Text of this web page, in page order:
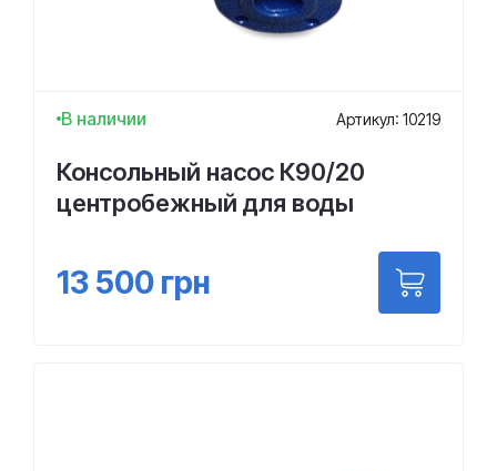
В наличии Артикул: 10219
Консольный насос К90/20
центробежный для воды
13 500 грн